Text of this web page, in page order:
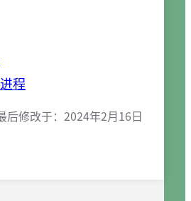
程
后修改于： 2024年2月16日